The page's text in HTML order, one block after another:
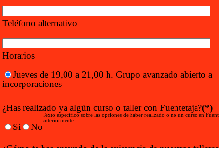
Teléfono alternativo
Horarios
Jueves de 19,00 a 21,00 h. Grupo avanzado abierto a
incorporaciones
¿Has realizado ya algún curso o taller con Fuentetaja?(*)
Sí
No
Texto específico sobre las opciones de haber realizado o no un curso en
anteriormente.